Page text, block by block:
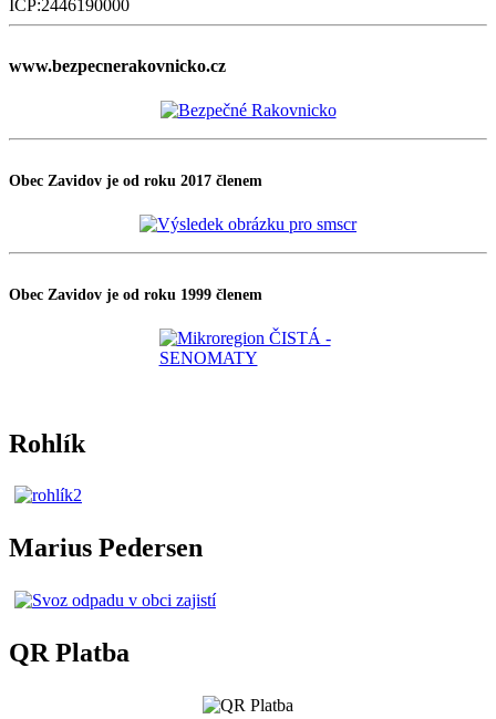
IČP:2446190000
www.bezpecnerakovnicko.cz
Obec Zavidov je od roku 2017 členem
Obec Zavidov je od roku 1999 členem
Rohlík
Marius Pedersen
QR Platba